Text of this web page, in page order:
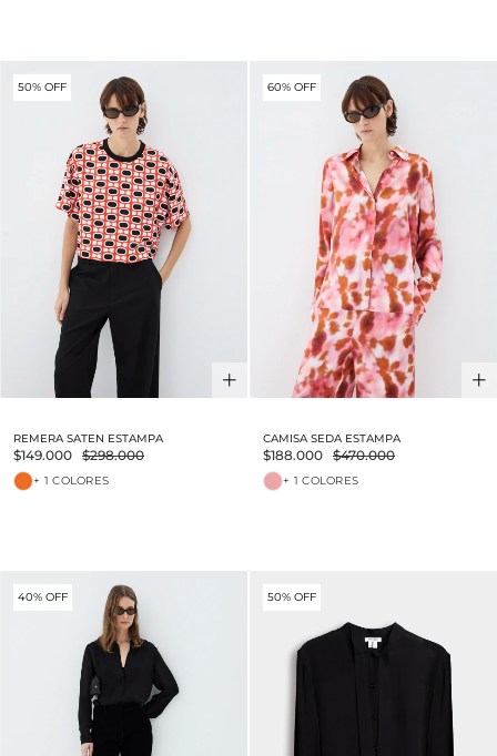
50% OFF
REMERA SATEN ESTAMPA
$149.000 $298.000
+ 1 COLORES
60% OFF
CAMISA SEDA ESTAMPA
$188.000 $470.000
+ 1 COLORES
40% OFF 50% OFF